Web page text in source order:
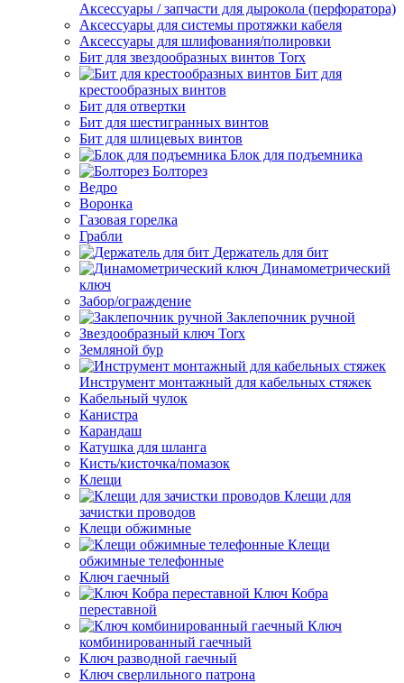
Аксессуары / запчасти для дырокола (перфоратора)
Аксессуары для системы протяжки кабеля
Аксессуары для шлифования/полировки
Бит для звездообразных винтов Torx
Бит для
крестообразных винтов
Бит для отвертки
Бит для шестигранных винтов
Бит для шлицевых винтов
Блок для подъемника
Болторез
Ведро
Воронка
Газовая горелка
Грабли
Держатель для бит
Динамометрический
ключ
Забор/ограждение
Заклепочник ручной
Звездообразный ключ Torx
Земляной бур
Инструмент монтажный для кабельных стяжек
Кабельный чулок
Канистра
Карандаш
Катушка для шланга
Кисть/кисточка/помазок
Клещи
Клещи для
зачистки проводов
Клещи обжимные
Клещи
обжимные телефонные
Ключ гаечный
Ключ Кобра
переставной
Ключ
комбинированный гаечный
Ключ разводной гаечный
Ключ сверлильного патрона